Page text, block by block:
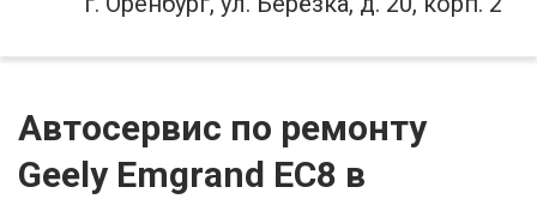
Автосервис по ремонту
Geely Emgrand EC8 в